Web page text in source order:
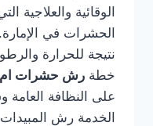
الوقائية والعلاجية
الحشرات في
نتيجة للحرارة
خطة رش حشرات ام
على النظافة العامة
الخدمة رش